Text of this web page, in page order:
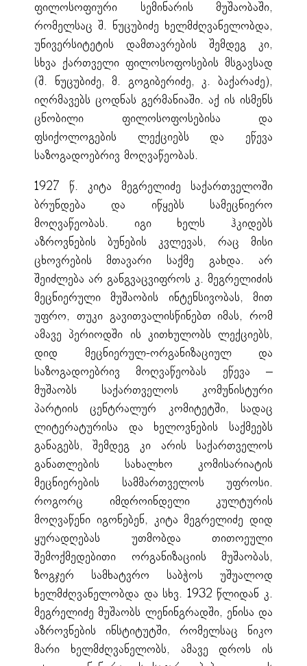
ფილოსოფიური სემინარის მუშაობაში,
რომელსაც შ. ნუცუბიძე ხელმძღვანელობდა,
უნივერსიტეტის დამთავრების შემდეგ კი,
სხვა ქართველი ფილოსოფოსების მსგავსად
(შ. ნუცუბიძე, მ. გოგიბერიძე, კ. ბაქარაძე),
იღრმავებს ცოდნას გერმანიაში. აქ ის ისმენს
ცნობილი ფილოსოფოსებისა და
ფსიქოლოგების ლექციებს და ეწევა
საზოგადოებრივ მოღვაწეობას.
1927 წ. კიტა მეგრელიძე საქართველოში
ბრუნდება და იწყებს სამეცნიერო
მოღვაწეობას. იგი ხელს ჰკიდებს
აზროვნების ბუნების კვლევას, რაც მისი
ცხოვრების მთავარი საქმე გახდა. არ
შეიძლება არ განგვაცვიფროს კ. მეგრელიძის
მეცნიერული მუშაობის ინტენსივობას, მით
უფრო, თუკი გავითვალისწინებთ იმას, რომ
ამავე პერიოდში ის კითხულობს ლექციებს,
დიდ მეცნიერულ-ორგანიზაციულ და
საზოგადოებრივ მოღვაწეობას ეწევა –
მუშაობს საქართველოს კომუნისტური
პარტიის ცენტრალურ კომიტეტში, სადაც
ლიტერატურისა და ხელოვნების საქმეებს
განაგებს, შემდეგ კი არის საქართველოს
განათლების სახალხო კომისარიატის
მეცნიერების სამმართველოს უფროსი.
როგორც იმდროინდელი კულტურის
მოღვაწენი იგონებენ, კიტა მეგრელიძე დიდ
ყურადღებას უთმობდა თითოეული
შემოქმედებითი ორგანიზაციის მუშაობას,
ზოგჯერ სამხატვრო საბჭოს უშუალოდ
ხელმძღვანელობდა და სხვ. 1932 წლიდან კ.
მეგრელიძე მუშაობს ლენინგრადში, ენისა და
აზროვნების ინსტიტუტში, რომელსაც ნიკო
მარი ხელმძღვანელობს, ამავე დროს ის